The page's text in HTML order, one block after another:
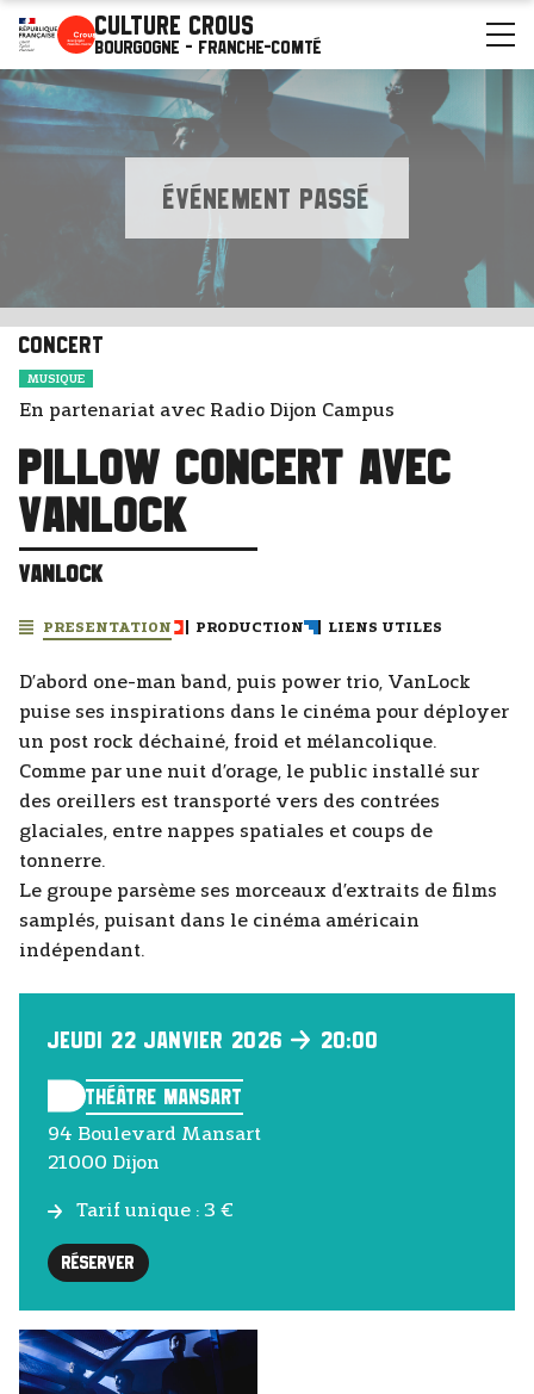
Culture Crous
Bourgogne - Franche-Comté
ÉVÉNEMENT PASSÉ
Jeudi 22 Janvier 2026 20:00
Théâtre Mansart
94 Boulevard Mansart
21000 Dijon
Tarif unique : 3 €
Réserver
Concert
MUSIQUE
En partenariat avec Radio Dijon Campus
Pillow Concert avec
VanLock
VANLOCK
PRESENTATION PRODUCTION LIENS UTILES
D’abord one-man band, puis power trio, VanLock
puise ses inspirations dans le cinéma pour déployer
un post rock déchainé, froid et mélancolique.
Comme par une nuit d’orage, le public installé sur
des oreillers est transporté vers des contrées
glaciales, entre nappes spatiales et coups de
tonnerre.
Le groupe parsème ses morceaux d’extraits de films
samplés, puisant dans le cinéma américain
indépendant.